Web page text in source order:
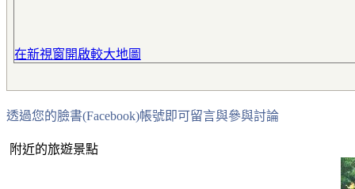
在新視窗開啟較大地圖
透過您的臉書(Facebook)帳號即可留言與參與討論
附近的旅遊景點